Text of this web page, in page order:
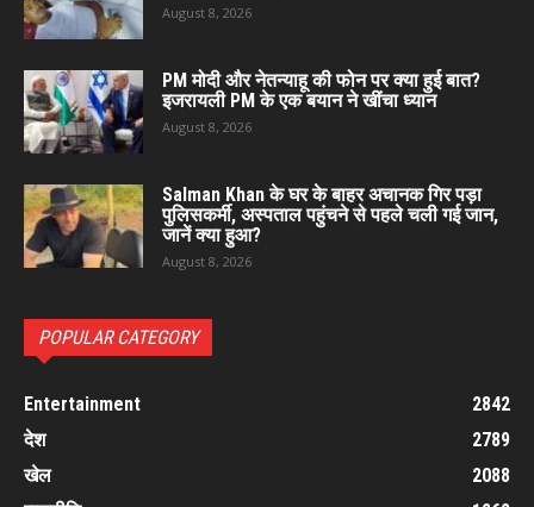
August 8, 2026
PM मोदी और नेतन्याहू की फोन पर क्या हुई बात?
इजरायली PM के एक बयान ने खींचा ध्यान
August 8, 2026
Salman Khan के घर के बाहर अचानक गिर पड़ा
पुलिसकर्मी, अस्पताल पहुंचने से पहले चली गई जान,
जानें क्या हुआ?
August 8, 2026
POPULAR CATEGORY
Entertainment
2842
देश
2789
खेल
2088